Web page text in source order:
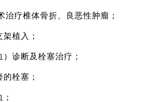
疗椎体骨折、良恶性肿瘤；
植入；
诊断及栓塞治疗；
栓塞；